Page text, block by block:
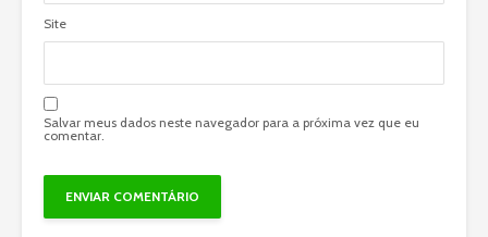
Site
Salvar meus dados neste navegador para a próxima vez que eu
comentar.